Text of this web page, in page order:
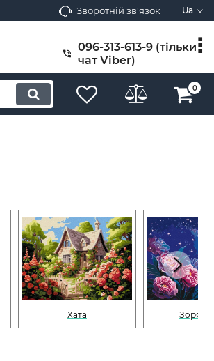
Зворотній зв'язок Ua
096-313-613-9 (тільки
чат Viber)
0
Хата Зоряна